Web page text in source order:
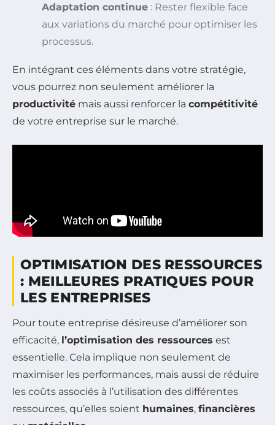
Adaptation continue : Rester flexible face
aux variations du marché pour optimiser les
processus.
En intégrant ces éléments dans votre stratégie,
vous pourrez non seulement améliorer la
productivité mais aussi renforcer la compétitivité
de votre entreprise sur le marché.
OPTIMISATION DES RESSOURCES
: MEILLEURES PRATIQUES POUR
LES ENTREPRISES
Pour toute entreprise désireuse d’améliorer son
efficacité, l’optimisation des ressources est
essentielle. Cela implique non seulement de
maximiser les performances, mais aussi de réduire
les coûts associés à l’utilisation des différentes
ressources, qu’elles soient humaines, financières